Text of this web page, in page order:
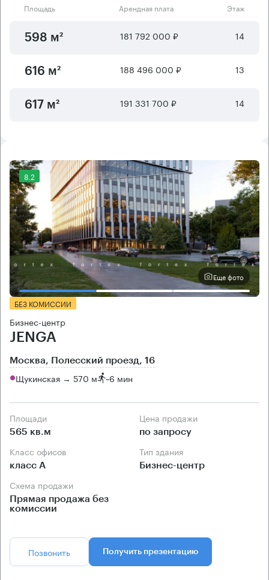
Площадь Арендная плата Этаж
598 м² 181 792 000 ₽ 14
616 м² 188 496 000 ₽ 13
617 м² 191 331 700 ₽ 14
8.2
Еще фото
БЕЗ КОМИССИИ
Бизнес-центр
JENGA
Москва, Полесский проезд, 16
Щукинская → 570 м ~6 мин
Площади
565 кв.м
Цена продажи
по запросу
Класс офисов
класс А
Тип здания
Бизнес-центр
Схема продажи
Прямая продажа без
комиссии
Позвонить Получить презентацию